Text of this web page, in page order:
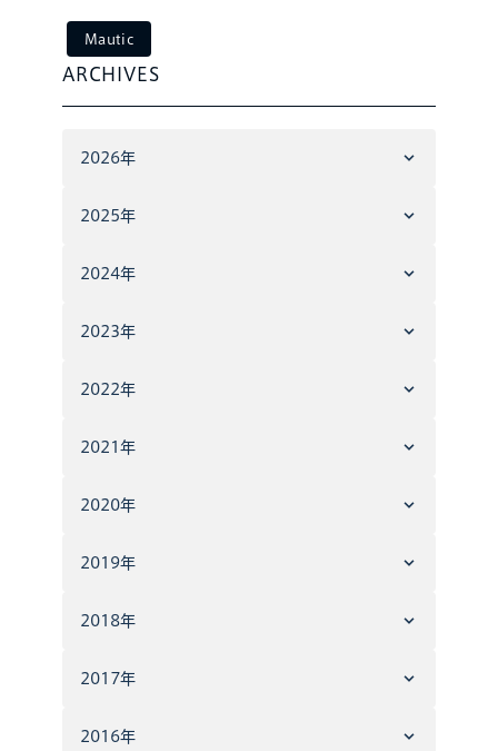
Mautic
ARCHIVES
2026年
2025年
2024年
2023年
2022年
2021年
2020年
2019年
2018年
2017年
2016年